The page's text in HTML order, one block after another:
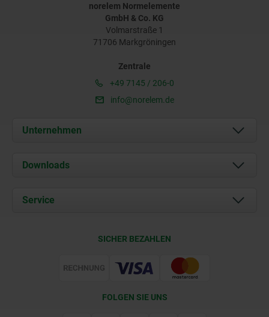
norelem Normelemente
GmbH & Co. KG
Volmarstraße 1
71706 Markgröningen
Zentrale
+49 7145 / 206-0
info@norelem.de
Unternehmen
Über uns
Karriere
Downloads
Dokumente
Service
Web Support
SICHER BEZAHLEN
FOLGEN SIE UNS